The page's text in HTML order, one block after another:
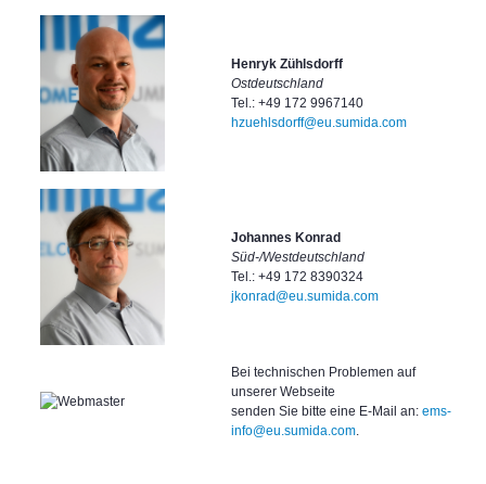
Henryk Zühlsdorff
Ostdeutschland
Tel.: +49 172 9967140
hzuehlsdorff@eu.sumida.com
Johannes Konrad
Süd-/Westdeutschland
Tel.: +49 172 8390324
jkonrad@eu.sumida.com
Bei technischen Problemen auf
unserer Webseite
senden Sie bitte eine E-Mail an: ems-
info@eu.sumida.com.